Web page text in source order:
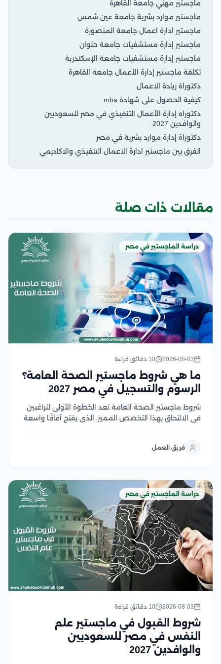
ماجستير مهني جامعة القاهرة
ماجستير موارد بشرية جامعة عين شمس
ماجستير ادارة اعمال جامعة المنصورة
ماجستير إدارة مستشفيات جامعة حلوان
ماجستير إدارة مستشفيات جامعة الإسكندرية
تكلفة ماجستير إدارة الأعمال جامعة القاهرة
دكتوراة ريادة الاعمال
كيفية الحصول على شهادة mba
دكتوراه إدارة الأعمال التنفيذي في مصر للسعوديين
والوافدين 2027
دكتوراة إدارة موارد بشرية في مصر
الفرق بين ماجستير ادارة الاعمال التنفيذي والاكاديمي
مقالات ذات صلة
دراسة الماجستير في مصر
2026-08-03 10 دقائق قراءة
ما هي شروط ماجستير الصحة العامة؟
الرسوم والتسجيل في مصر 2027
شروط ماجستير الصحة العامة تعد الخطوة الأولى للراغبين
في الالتحاق بهذا التخصص المميز، الذي يفتح آفاقًا واسعة
البرنامج المناسب ومعرفة متطلبات القبول أمر ضروري...
فريق العمل
دراسة الماجستير في مصر
2026-08-03 10 دقائق قراءة
شروط القبول في ماجستير علم
النفس في مصر للسعوديين
والوافدين 2027